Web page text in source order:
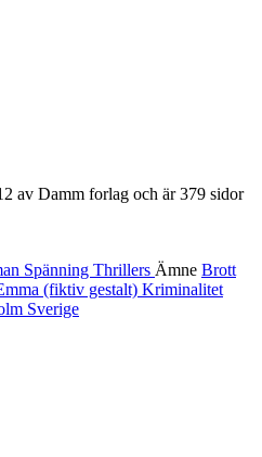
av Damm forlag och är 379 sidor
Spänning Thrillers Ämne Brott
(fiktiv gestalt) Kriminalitet
Sverige